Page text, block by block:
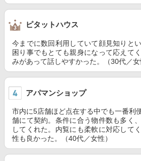
ピタットハウス
今までに数回利用していて顔見知りと
困り事でもとても親身になって応えて
みがあって話しやすかった。（30代／女
アパマンショップ
市内に5店舗ほど点在する中でも一番利
舗にて契約。条件に合う物件数も多く
してくれた。内覧にも柔軟に対応して
性も良かった。（40代／女性）